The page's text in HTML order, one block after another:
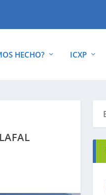
HECHO? ICXP